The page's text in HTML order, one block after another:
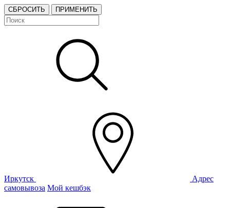
СБРОСИТЬ ПРИМЕНИТЬ
Иркутск
Адрес
самовывоза Мой кешбэк